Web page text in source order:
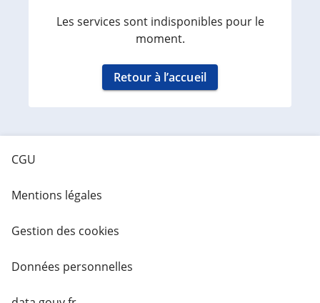
Les services sont indisponibles pour le
moment.
Retour à l’accueil
CGU
Mentions légales
Gestion des cookies
Données personnelles